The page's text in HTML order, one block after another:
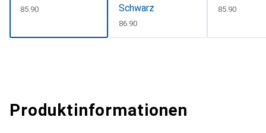
CHF
85.90
Schwarz
CHF
86.90
CHF
85.90
Produktinformationen